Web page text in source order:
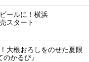
ールに！横浜
スタート
大根おろしをのせた夏限
かるび』